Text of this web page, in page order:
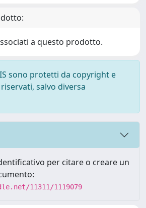
a questo prodotto.
sono protetti da copyright e
salvo diversa
per citare o creare un
11311/1119079